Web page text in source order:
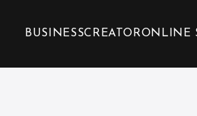
BUSINESSCREATORONLINE